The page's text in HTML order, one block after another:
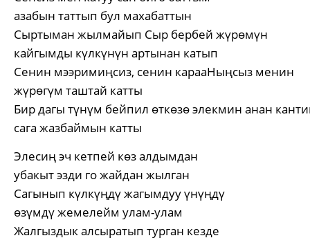
азабын таттып бул махабаттын
Сыртыман жылмайып Сыр бербей жүрөмүн
кайгымды күлкүнүн артынан катып
Сенин мээримиңсиз, сенин карааНыңсыз менин
жүрөгүм таштай катты
Бир дагы түнүм бейпил өткөзө элекмин анан
сага жазбаймын катты
Элесиң эч кетпей көз алдымдан
убакыт эзди го жайдан жылган
Сагынып күлкүңдү жагымдуу үнүңдү
өзүмдү жемелейм улам-улам
Жалгыздык алсыратып турган кезде